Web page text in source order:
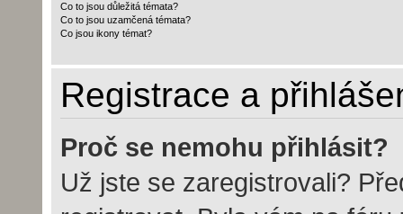
Co to jsou důležitá témata?
Co to jsou uzamčená témata?
Co jsou ikony témat?
Registrace a
Proč se nemohu přihlásit?
Už jste se zaregistrovali?